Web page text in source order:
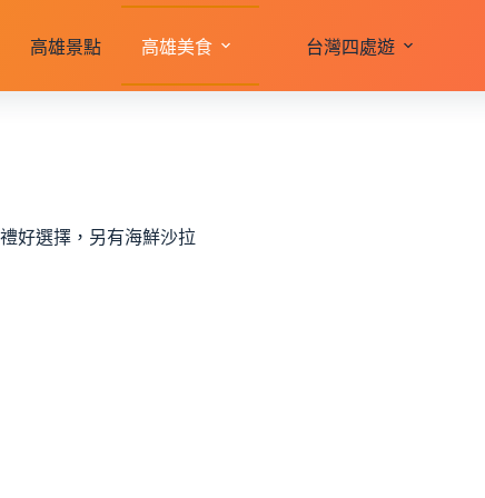
高雄景點 高雄美食 台灣四處遊
好選擇，另有海鮮沙拉